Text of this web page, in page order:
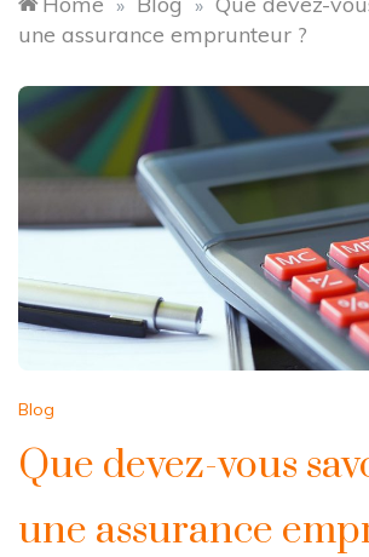
» »
une assurance emprunteur ?
Blog
Que devez-vous
une assurance